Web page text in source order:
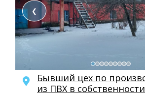
❮
Бывший цех по
из ПВХ в собственности